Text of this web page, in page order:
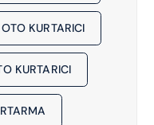
KURTARICI
KURTARICI